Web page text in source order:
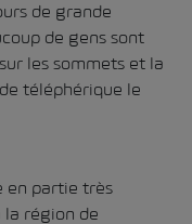
de grande
de gens sont
les sommets et la
téléphérique le
en partie très
la région de